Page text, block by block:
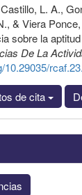
L. A.,
& Viera
sobre la
De La
10.29035/
de cita